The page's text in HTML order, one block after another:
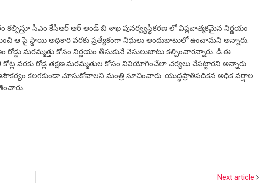
సీఎం కేసీఆర్ ఆర్ అండ్ బి శాఖ పునర్వ్యస్థీకరణ లో విప్లవాత్మకమైన నిర్ణయం
నుంచి ఆ పై స్థాయి అధికారి వరకు ప్రత్యేకంగా నిధులు అందుబాటులో ఉంచామని అన్నారు.
మరమ్మత్తు కోసం నిర్ణయం తీసుకునే వెసులుబాటు కల్పించారన్నారు. డి.ఈ
కోట్ల వరకు రోడ్ల తక్షణ మరమ్మతుల కోసం వినియోగించేలా చర్యలు చేపట్టారని అన్నారు.
కలగకుండా చూసుకోవాలని మంత్రి సూచించారు. యుద్ధప్రాతిపదికన అధిక వర్షాల
Next article